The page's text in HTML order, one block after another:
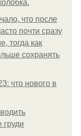
что после
почти сразу
тогда как
сохранять
что нового в
груди